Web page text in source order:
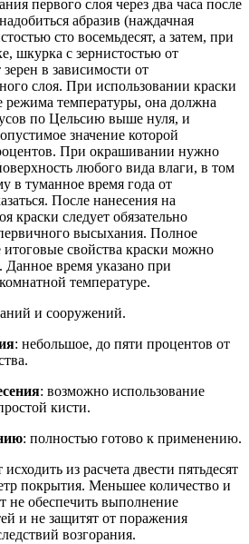
первого слоя через два часа после
абразив (наждачная
сто восемьдесят, а затем, при
шкурка с зернистостью от
в зависимости от
слоя. При использовании краски
режима температуры, она должна
по Цельсию выше нуля, и
значение которой
При окрашивании нужно
любого вида влаги, в том
в туманное время года от
После нанесения на
краски следует обязательно
высыхания. Полное
свойства краски можно
Данное время указано при
температуре.
и сооружений.
: небольшое, до пяти процентов от
: возможно использование
кисти.
: полностью готово к применению.
исходить из расчета двести пятьдесят
покрытия. Меньшее количество и
не обеспечить выполнение
и не защитят от поражения
возгорания.